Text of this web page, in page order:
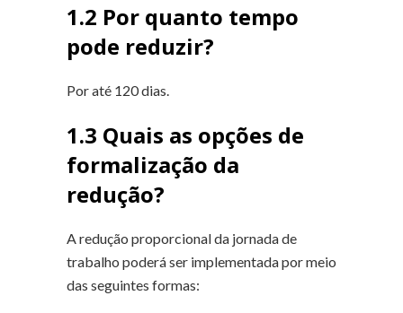
1.2 Por quanto tempo
pode reduzir?
Por até 120 dias.
1.3 Quais as opções de
formalização da
redução?
A redução proporcional da jornada de
trabalho poderá ser implementada por meio
das seguintes formas: